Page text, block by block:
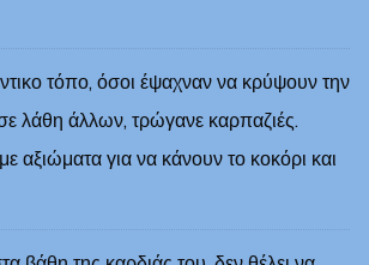
τόπο, όσοι έψαχναν να κρύψουν την
λάθη άλλων, τρώγανε καρπαζιές.
αξιώματα για να κάνουν το κοκόρι και